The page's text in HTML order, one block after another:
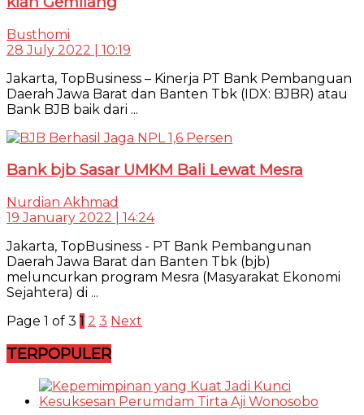
Busthomi
28 July 2022 | 10:19
Jakarta, TopBusiness – Kinerja PT Bank Pembanguan
Daerah Jawa Barat dan Banten Tbk (IDX: BJBR) atau
Bank BJB baik dari ...
Bank bjb Sasar UMKM Bali Lewat Mesra
Nurdian Akhmad
19 January 2022 | 14:24
Jakarta, TopBusiness - PT Bank Pembangunan
Daerah Jawa Barat dan Banten Tbk (bjb)
meluncurkan program Mesra (Masyarakat Ekonomi
Sejahtera) di ...
Page 1 of 3 1 2 3 Next
TERPOPULER